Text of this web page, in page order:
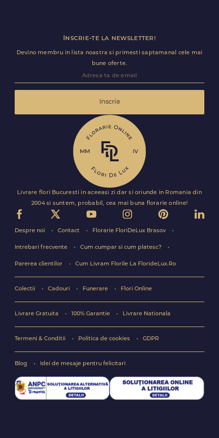
Inscrie-te la newsletter!
Devino membru in lista noastra si primesti saptamanal cele mai
bune oferte.
Inscrie
Livrare flori Bucuresti in aceeasi zi dar si oriunde in Romania din
2004 si suntem, probabil, cea mai buna florarie online!
Despre noi Contact Florarie FloriDeLux Brasov
Intrebari frecvente Cum cumpar si cum platesc?
Parerea clientilor Cum Livram Florile La FlorideLux.Ro
Colectii Cadouri Funerare Flori Online
Livrare Gratuita 100% Garantie Livrare Nationala
Termeni & Conditii Politica de cookies GDPR
Blog Idei de mesaje pentru felicitari